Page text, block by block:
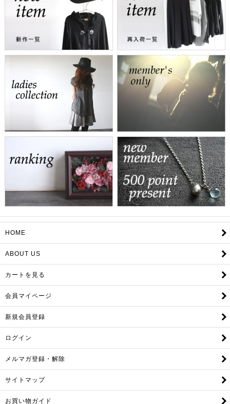
HOME
ABOUT US
カートを見る
会員マイページ
新規会員登録
ログイン
メルマガ登録・解除
サイトマップ
お買い物ガイド